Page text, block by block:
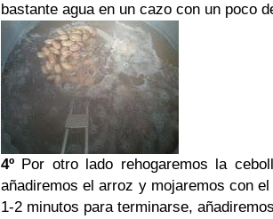
bastante agua en un cazo con un poco
4º Por otro lado rehogaremos la
añadiremos el arroz y mojaremos con
1-2 minutos para terminarse,